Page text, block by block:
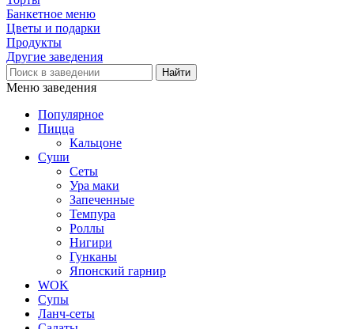
Банкетное меню
Цветы и подарки
Продукты
Другие заведения
Меню заведения
Популярное
Пицца
Кальцоне
Суши
Сеты
Ура маки
Запеченные
Темпура
Роллы
Нигири
Гунканы
Японский гарнир
WOK
Супы
Ланч-сеты